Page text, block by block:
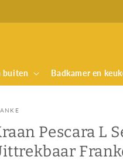
Hecha un
buiten Badkamer en
Pescara L